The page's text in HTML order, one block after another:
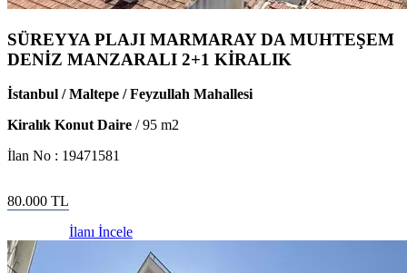
SÜREYYA PLAJI MARMARAY DA MUHTEŞEM
DENİZ MANZARALI 2+1 KİRALIK
İstanbul / Maltepe / Feyzullah Mahallesi
Kiralık Konut Daire /95 m2
İlan No : 19471581
80.000 TL
İlanı İncele